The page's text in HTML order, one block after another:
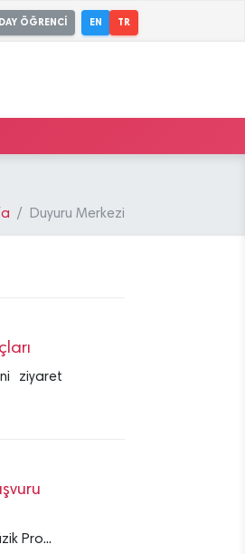
ÖĞRENCİ EN TR
Duyuru Merkezi
ziyaret
Pro...